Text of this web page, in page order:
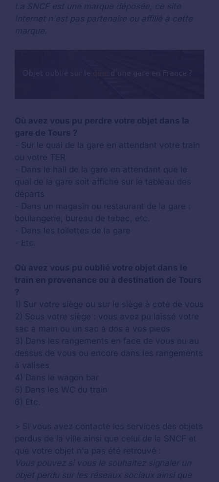
La SNCF est une marque déposée, ce site
Internet n'est pas partenaire ou affilié à cette
marque.
Où avez vous pu perdre votre objet dans la
gare de Tours ?
- Sur le quai de la gare en attendant votre train
ou votre TER
- Dans le hall de la gare en attendant que le
quai de la gare soit affiché sur le tableau des
départs
- Dans un magasin ou restaurant de la gare :
boulangerie, bureau de tabac, etc.
- Dans les toilettes de la gare
- Etc.
Où avez vous pu oublié votre objet dans le
train en provenance ou à destination de Tours
?
1) Sur votre siège ou sur le siège à coté de vous
2) Sous votre siège : vous avez pu laissé votre
sac à main ou un sac à dos à vos pieds
3) Dans les rangements en face de vous ou au
dessus de vous ou encore dans les rangements
à valises
4) Dans le wagon bar
5) Dans les WC du train
6) Etc.
> Si vous avez contacté les services des objets
perdus de la ville ainsi que celui de la SNCF et
que votre objet n'a pas été retrouvé :
Vous pouvez si vous le souhaitez signaler un
objet perdu sur les réseaux sociaux ainsi que